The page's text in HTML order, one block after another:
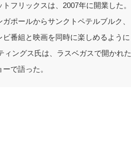
フリックスは、2007年に開業した。
ポールからサンクトペテルブルク、
番組と映画を同時に楽しめるように
ングス氏は、ラスベガスで開かれた
で語った。